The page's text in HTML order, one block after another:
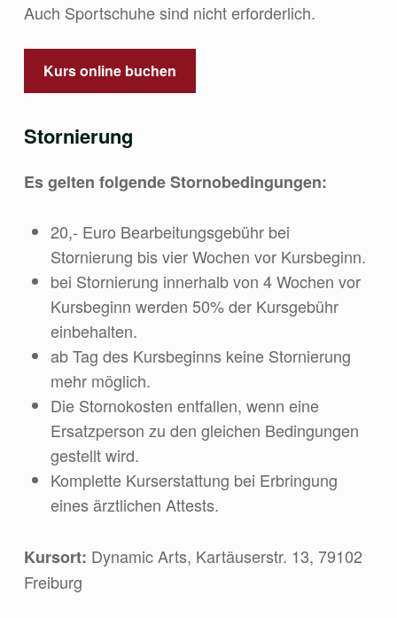
Auch Sportschuhe sind nicht erforderlich.
Kurs online buchen
Stornierung
Es gelten folgende Stornobedingungen:
20,- Euro Bearbeitungsgebühr bei
Stornierung bis vier Wochen vor Kursbeginn.
bei Stornierung innerhalb von 4 Wochen vor
Kursbeginn werden 50% der Kursgebühr
einbehalten.
ab Tag des Kursbeginns keine Stornierung
mehr möglich.
Die Stornokosten entfallen, wenn eine
Ersatzperson zu den gleichen Bedingungen
gestellt wird.
Komplette Kurserstattung bei Erbringung
eines ärztlichen Attests.
Kursort: Dynamic Arts, Kartäuserstr. 13, 79102
Freiburg